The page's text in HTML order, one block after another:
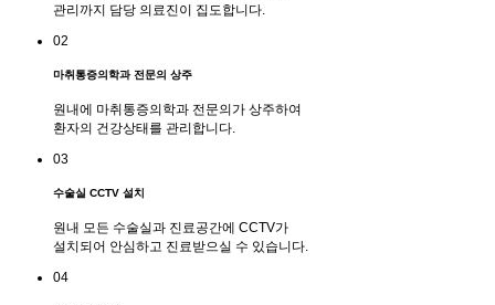
관리까지 담당 의료진이 집도합니다.
02
마취통증의학과 전문의 상주
원내에 마취통증의학과 전문의가 상주하여
환자의 건강상태를 관리합니다.
03
수술실 CCTV 설치
원내 모든 수술실과 진료공간에 CCTV가
설치되어 안심하고 진료받으실 수 있습니다.
04